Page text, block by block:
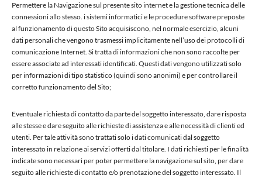
Permettere la Navigazione sul presente sito internet e la gestione tecnica delle
connessioni allo stesso. i sistemi informatici e le procedure software preposte
al funzionamento di questo Sito acquisiscono, nel normale esercizio, alcuni
dati personali che vengono trasmessi implicitamente nell’uso dei protocolli di
comunicazione Internet. Si tratta di informazioni che non sono raccolte per
essere associate ad interessati identificati. Questi dati vengono utilizzati solo
per informazioni di tipo statistico (quindi sono anonimi) e per controllare il
corretto funzionamento del Sito;
Eventuale richiesta di contatto da parte del soggetto interessato, dare risposta
alle stesse e dare seguito alle richieste di assistenza e alle necessità di clienti ed
utenti. Per tale attività sono trattati solo i dati comunicati dal soggetto
interessato in relazione ai servizi offerti dal titolare. I dati richiesti per le finalità
indicate sono necessari per poter permettere la navigazione sul sito, per dare
seguito alle richieste di contatto e/o prenotazione del soggetto interessato. Il